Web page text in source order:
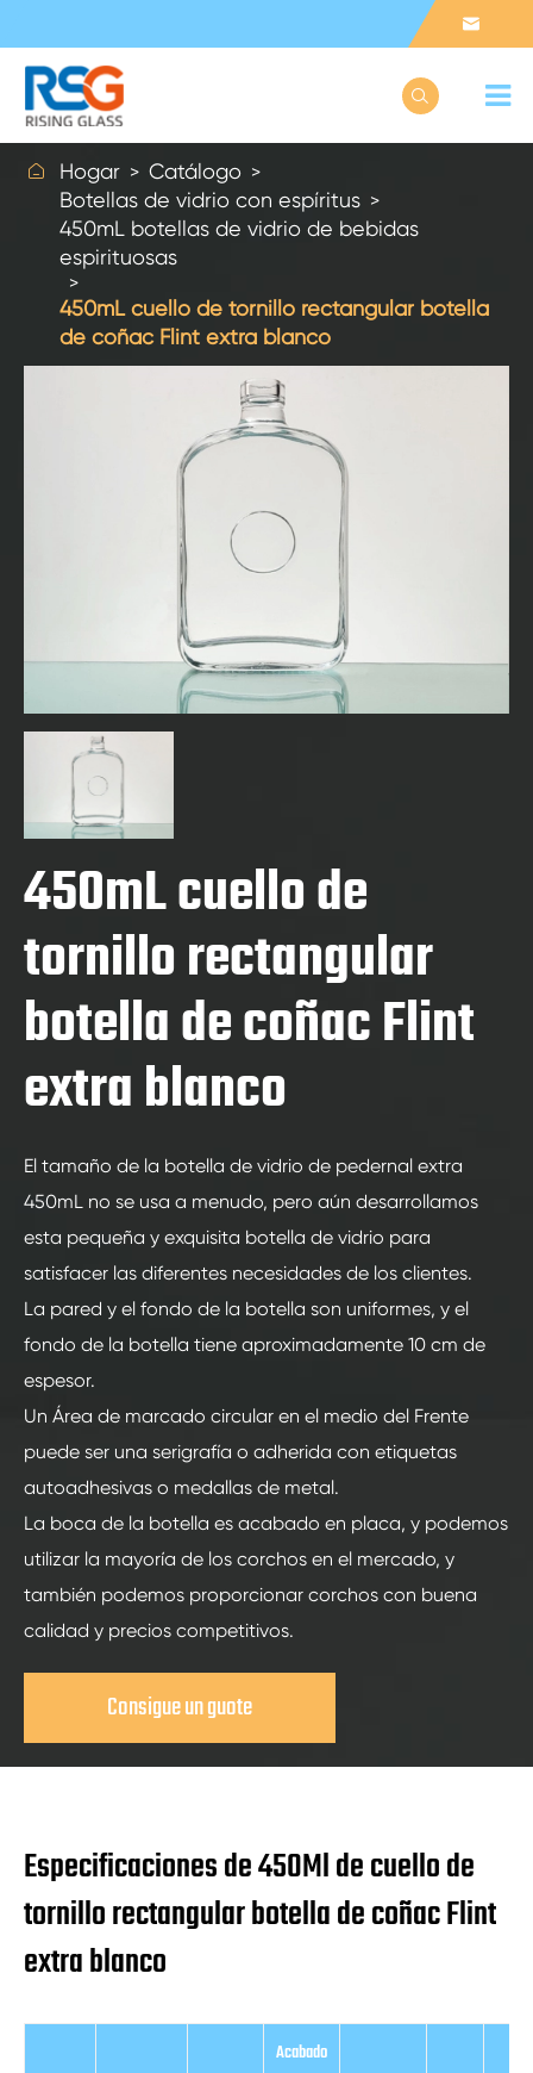


 Hogar
Catálogo
Botellas de vidrio con espíritus
450mL botellas de vidrio de bebidas
espirituosas
450mL cuello de tornillo rectangular botella
de coñac Flint extra blanco
450mL cuello de
tornillo rectangular
botella de coñac Flint
extra blanco
El tamaño de la botella de vidrio de pedernal extra
450mL no se usa a menudo, pero aún desarrollamos
esta pequeña y exquisita botella de vidrio para
satisfacer las diferentes necesidades de los clientes.
La pared y el fondo de la botella son uniformes, y el
fondo de la botella tiene aproximadamente 10 cm de
espesor.
Un Área de marcado circular en el medio del Frente
puede ser una serigrafía o adherida con etiquetas
autoadhesivas o medallas de metal.
La boca de la botella es acabado en placa, y podemos
utilizar la mayoría de los corchos en el mercado, y
también podemos proporcionar corchos con buena
calidad y precios competitivos.
Consigue un guote
Especificaciones de 450Ml de cuello de
tornillo rectangular botella de coñac Flint
extra blanco
Acabado